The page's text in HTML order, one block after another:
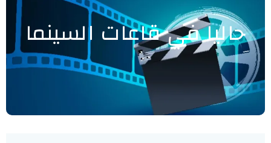
حاليا في قاعات السينما